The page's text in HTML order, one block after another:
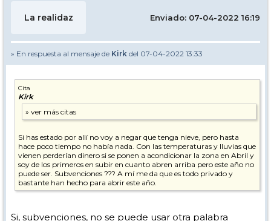
La realidaz Enviado: 07-04-2022 16:19
» En respuesta al mensaje de Kirk del 07-04-2022 13:33
Cita
Kirk
Si has estado por allí no voy a negar que tenga nieve, pero hasta
hace poco tiempo no había nada. Con las temperaturas y lluvias que
vienen perderían dinero si se ponen a acondicionar la zona en Abril y
soy de los primeros en subir en cuanto abren arriba pero este año no
puede ser. Subvenciones ??? A mí me da que es todo privado y
bastante han hecho para abrir este año.
Si, subvenciones, no se puede usar otra palabra